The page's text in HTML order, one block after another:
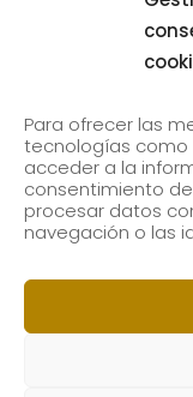
Para ofrecer las
tecnologías como
acceder a la
consentimiento
procesar datos
navegación o las
Subscribe to our
email.